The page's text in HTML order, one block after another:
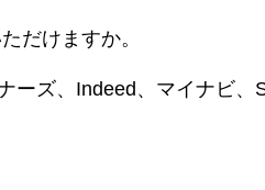
だけますか。
ーズ、Indeed、マイナビ、